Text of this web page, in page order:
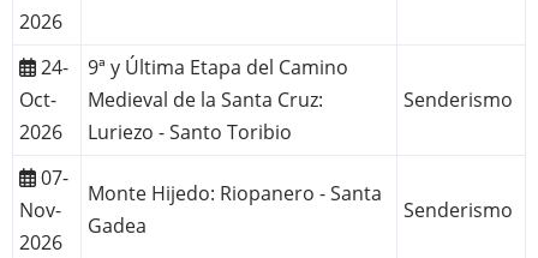
2026
24-
Oct-
2026
9ª y Última Etapa del Camino
Medieval de la Santa Cruz:
Luriezo - Santo Toribio
Senderismo
07-
Nov-
2026
Monte Hijedo: Riopanero - Santa
Gadea
Senderismo